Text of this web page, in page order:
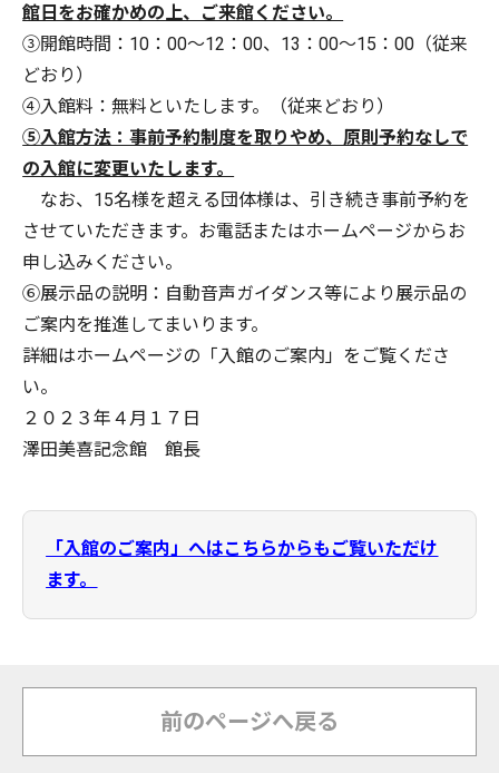
館日をお確かめの上、ご来館ください。
③開館時間：10：00～12：00、13：00～15：00（従来
どおり）
④入館料：無料といたします。（従来どおり）
⑤入館方法：事前予約制度を取りやめ、原則予約なしで
の入館に変更いたします。
なお、15名様を超える団体様は、引き続き事前予約を
させていただきます。お電話またはホームページからお
申し込みください。
⑥展示品の説明：自動音声ガイダンス等により展示品の
ご案内を推進してまいります。
詳細はホームページの「入館のご案内」をご覧くださ
い。
２０２３年４月１７日
澤田美喜記念館 館長
「入館のご案内」へはこちらからもご覧いただけ
ます。
前のページへ戻る